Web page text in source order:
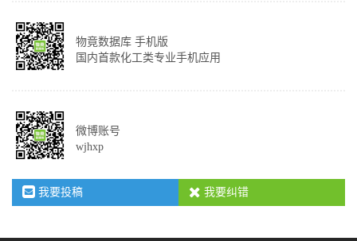
物竟数据库 手机版
国内首款化工类专业手机应用
微博账号
wjhxp
我要投稿 我要纠错